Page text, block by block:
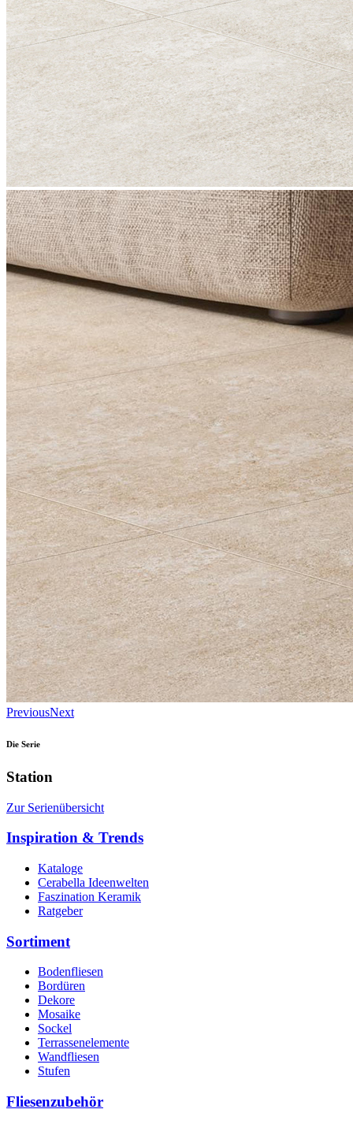
PreviousNext
Die Serie
Station
Zur Serienübersicht
Inspiration & Trends
Kataloge
Cerabella Ideenwelten
Faszination Keramik
Ratgeber
Sortiment
Bodenfliesen
Bordüren
Dekore
Mosaike
Sockel
Terrassenelemente
Wandfliesen
Stufen
Fliesenzubehör